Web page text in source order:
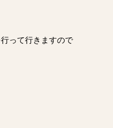
って行きますので